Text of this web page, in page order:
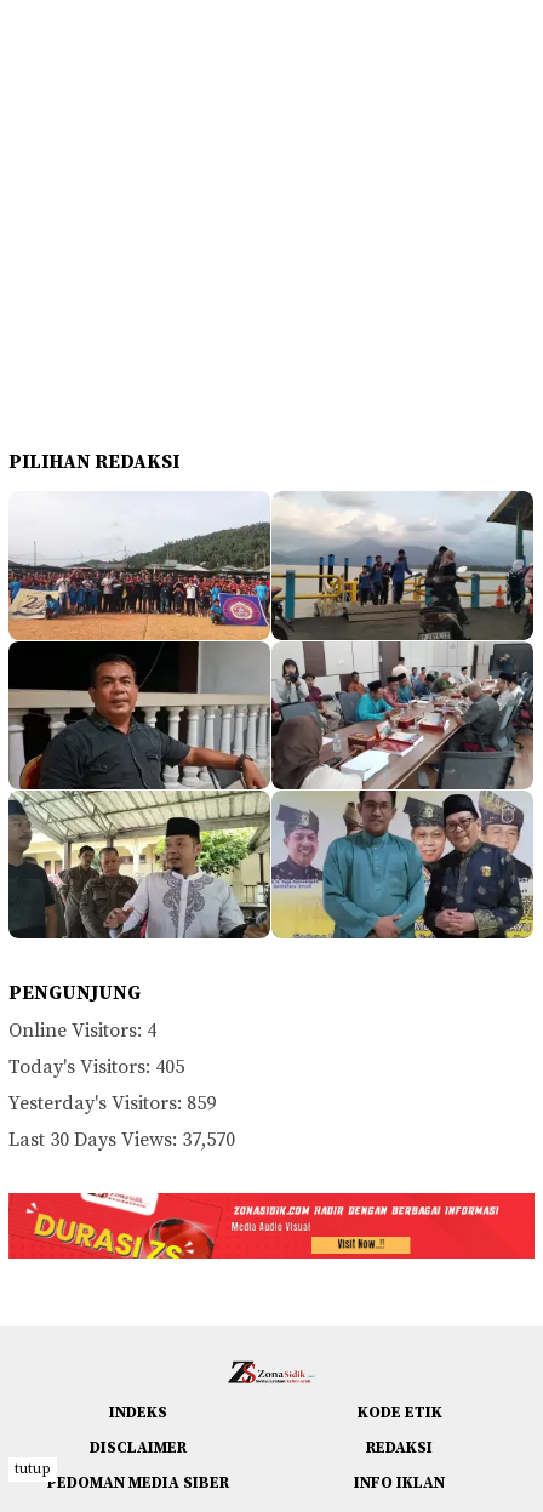
PILIHAN REDAKSI
PENGUNJUNG
Online Visitors: 4
Today's Visitors: 405
Yesterday's Visitors: 859
Last 30 Days Views: 37,570
INDEKS
KODE ETIK
DISCLAIMER
REDAKSI
PEDOMAN MEDIA SIBER
INFO IKLAN
tutup